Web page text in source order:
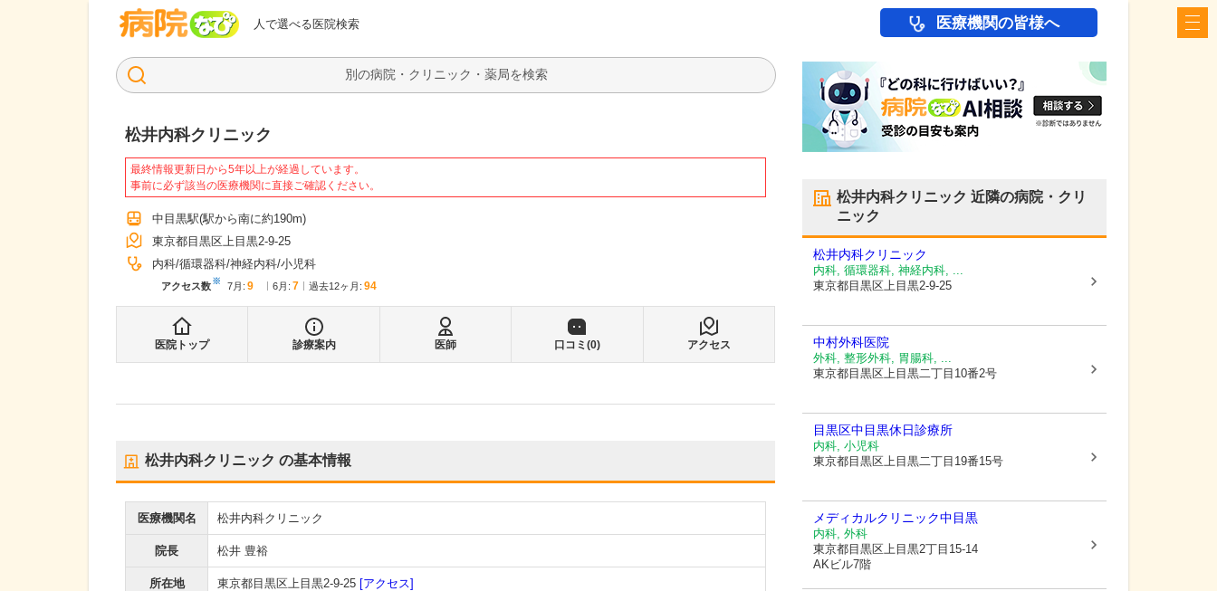
人で選べる医院検索
病院なび 医療機関の皆様へ
検索
松井内科クリニック
最終情報更新日から5年以上が経過しています。
事前に必ず該当の医療機関に直接ご確認ください。
中目黒駅(駅から南に約190m)
東京都目黒区上目黒2-9-25
内科 循環器科 神経内科 小児科
アクセス数※ 7月 : 9 6月 : 7 過去12ヶ月: 94
医院トップ 診療案内 医師 口コミ(0) アクセス
松井内科クリニック の基本情報
医療機関名 松井内科クリニック
院長 松井 豊裕
所在地 東京都目黒区上目黒2-9-25 [アクセス]
松井内科クリニック 近隣の病院・クリ
ニック
松井内科クリニック
内科, 循環器科, 神経内科, ...
東京都目黒区上目黒2-9-25
中村外科医院
外科, 整形外科, 胃腸科, ...
東京都目黒区上目黒二丁目10番2号
目黒区中目黒休日診療所
内科, 小児科
東京都目黒区上目黒二丁目19番15号
メディカルクリニック中目黒
内科, 外科
東京都目黒区上目黒2丁目15-14
AKビル7階